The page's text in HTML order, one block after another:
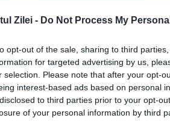
Zilei - Do Not Process My
opt-out of the sale, sharing to third
for targeted advertising by us,
selection. Please note that after your opt-
interest-based ads based on personal
to third parties prior to your opt-
of your personal information by third
criminal”, se menţionează
şi Ministerul de Interne
canalul de televiziune
ca o sinucidere".